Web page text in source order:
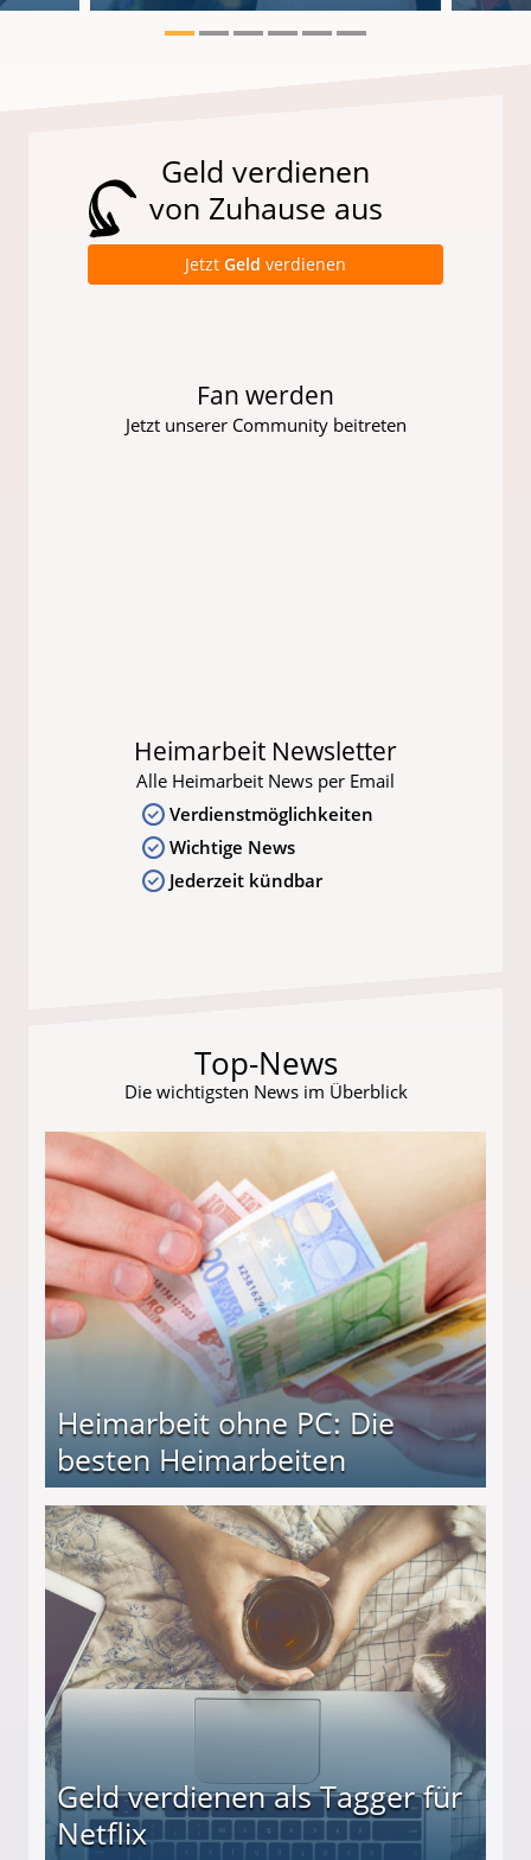
Geld verdienen
von Zuhause aus
Jetzt Geld verdienen
Fan werden
Jetzt unserer Community beitreten
Heimarbeit Newsletter
Alle Heimarbeit News per Email
Verdienstmöglichkeiten
Wichtige News
Jederzeit kündbar
Top-News
Die wichtigsten News im Überblick
Heimarbeit ohne PC: Die
besten Heimarbeiten
Geld verdienen als Tagger für
Netflix